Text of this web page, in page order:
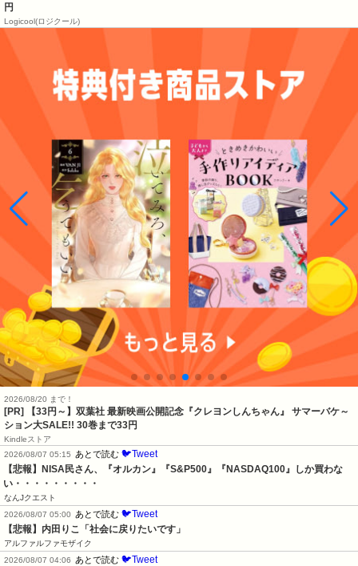
円
Logicool(ロジクール)
2026/08/20 まで！
[PR]【33円～】双葉社 最新映画公開記念『クレヨンしんちゃん』 サマーバケ～
ション大SALE!! 30巻まで33円
Kindleストア
2026/08/07 05:15
あとで読む
【悲報】NISA民さん、『オルカン』『S&P500』『NASDAQ100』しか買わな
い・・・・・・・・・
なんJクエスト
2026/08/07 05:00 あとで読む
【悲報】内田りこ「社会に戻りたいです」